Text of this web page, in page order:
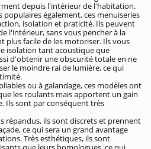
depuis l'intérieur de l'habitation.
populaires également, ces menuiseries
isolation et praticité. Ils peuvent
l'intérieur, sans vous pencher à la
plus facile de les motoriser. Ils vous
isolation tant acoustique que
d'obtenir une obscurité totale en ne
le moindre rai de lumière, ce qui
ou à galandage, ces modèles ont
les roulants mais apportent un gain
Ils sont par conséquent très
répandus, ils sont discrets et prennent
ce qui sera un grand avantage
Très esthétiques, ils sont